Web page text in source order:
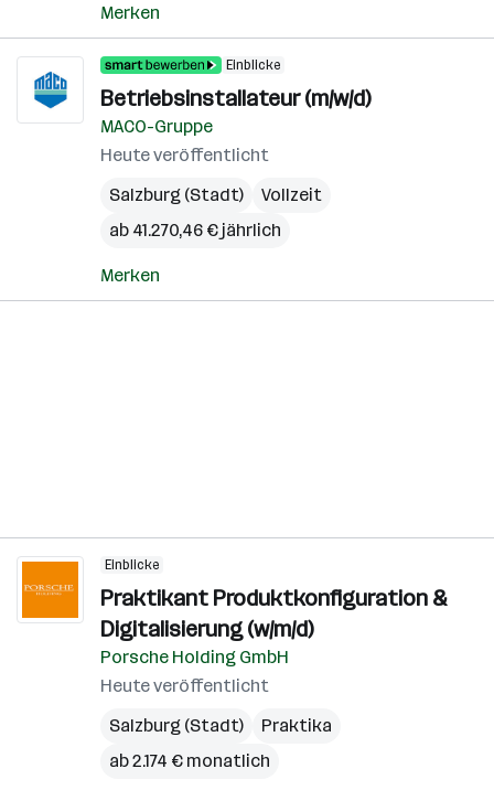
Merken
Einblicke
Betriebsinstallateur (m/w/d)
MACO-Gruppe
Heute veröffentlicht
Salzburg (Stadt)
Vollzeit
ab 41.270,46 € jährlich
Merken
Einblicke
Praktikant Produktkonfiguration &
Digitalisierung (w/m/d)
Porsche Holding GmbH
Heute veröffentlicht
Salzburg (Stadt)
Praktika
ab 2.174 € monatlich